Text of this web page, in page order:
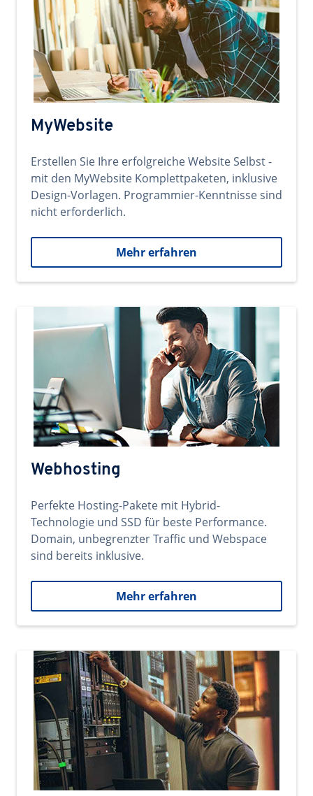
MyWebsite
Erstellen Sie Ihre erfolgreiche Website Selbst -
mit den MyWebsite Komplettpaketen, inklusive
Design-Vorlagen. Programmier-Kenntnisse sind
nicht erforderlich.
Mehr erfahren
Webhosting
Perfekte Hosting-Pakete mit Hybrid-
Technologie und SSD für beste Performance.
Domain, unbegrenzter Traffic und Webspace
sind bereits inklusive.
Mehr erfahren